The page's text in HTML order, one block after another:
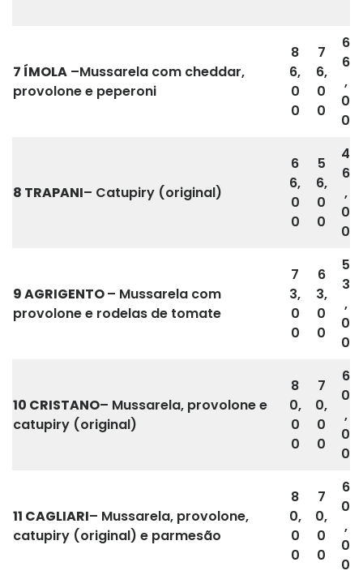
7 ÍMOLA –Mussarela com cheddar,
provolone e peperoni
8
6,
0
0
7
6,
0
0
6
6
,
0
0
8 TRAPANI– Catupiry (original)
6
6,
0
0
5
6,
0
0
4
6
,
0
0
9AGRIGENTO– Mussarela com
provolone e rodelas de tomate
7
3,
0
0
6
3,
0
0
5
3
,
0
0
10 CRISTANO– Mussarela, provolone e
catupiry (original)
8
0,
0
0
7
0,
0
0
6
0
,
0
0
11 CAGLIARI– Mussarela, provolone,
catupiry (original) e parmesão
8
0,
0
0
7
0,
0
0
6
0
,
0
0